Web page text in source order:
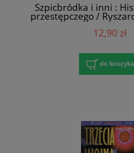
Szpicbródka i inni :
przestępczego /
12,90 zł
do koszyka